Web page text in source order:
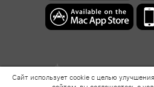
«1Т Studio» включена
в государственный
Сайт использует cookie с целью